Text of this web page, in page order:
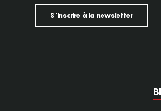
S'inscrire à la newsletter